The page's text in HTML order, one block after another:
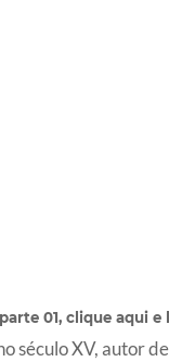
01, clique aquie
século XV, autor